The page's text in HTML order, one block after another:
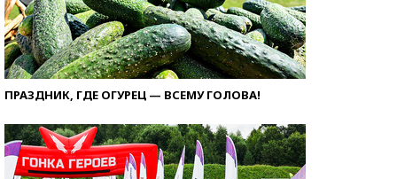
ПРАЗДНИК, ГДЕ ОГУРЕЦ — ВСЕМУ ГОЛОВА!